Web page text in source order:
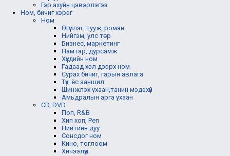
Гэр ахуйн цэвэрлэгээ
Ном, бичиг хэрэг
Ном
Өгүүллэг, тууж, роман
Нийгэм, улс төр
Бизнес, маркетинг
Намтар, дурсамж
Хүүхдийн ном
Гадаад хэл дээрх ном
Сурах бичиг, гарын авлага
Түүх, ёс заншил
Шинжлэх ухаан,танин мэдэхүй
Амьдралын арга ухаан
CD, DVD
Поп, R&B
Хип хоп, Реп
Нийтийн дуу
Сонсдог ном
Кино, тоглоом
Хичээлүүд